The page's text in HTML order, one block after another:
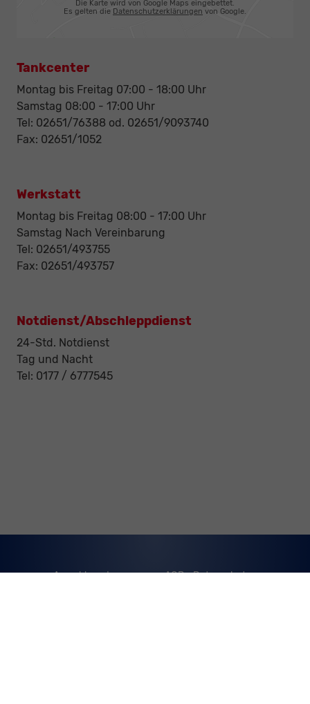
Die Karte wird von Google Maps eingebettet.
Es gelten die Datenschutzerklärungen von Google.
Tankcenter
Montag bis Freitag 07:00 - 18:00 Uhr
Samstag 08:00 - 17:00 Uhr
Tel: 02651/76388 od. 02651/9093740
Fax: 02651/1052
Werkstatt
Montag bis Freitag 08:00 - 17:00 Uhr
Samstag Nach Vereinbarung
Tel: 02651/493755
Fax: 02651/493757
Notdienst/Abschleppdienst
24-Std. Notdienst
Tag und Nacht
Tel: 0177 / 6777545
Anmelden Impressum AGB
Datenschutz